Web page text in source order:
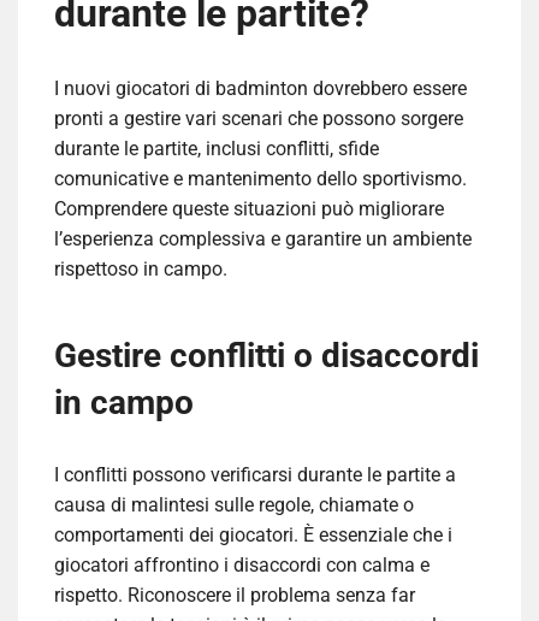
durante le partite?
I nuovi giocatori di badminton dovrebbero essere
pronti a gestire vari scenari che possono sorgere
durante le partite, inclusi conflitti, sfide
comunicative e mantenimento dello sportivismo.
Comprendere queste situazioni può migliorare
l’esperienza complessiva e garantire un ambiente
rispettoso in campo.
Gestire conflitti o disaccordi
in campo
I conflitti possono verificarsi durante le partite a
causa di malintesi sulle regole, chiamate o
comportamenti dei giocatori. È essenziale che i
giocatori affrontino i disaccordi con calma e
rispetto. Riconoscere il problema senza far